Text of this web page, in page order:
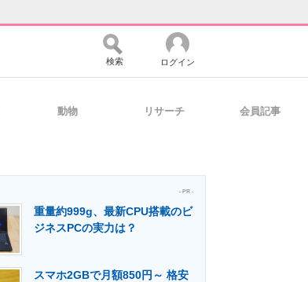
マーケ×ITの今がよく分かる
検索 ログイン
動物 リサーチ 会員記事
- PR -
重量約999g、最新CPU搭載のビ
ジネスPCの実力は？
スマホ2GBで月額850円～ 格安